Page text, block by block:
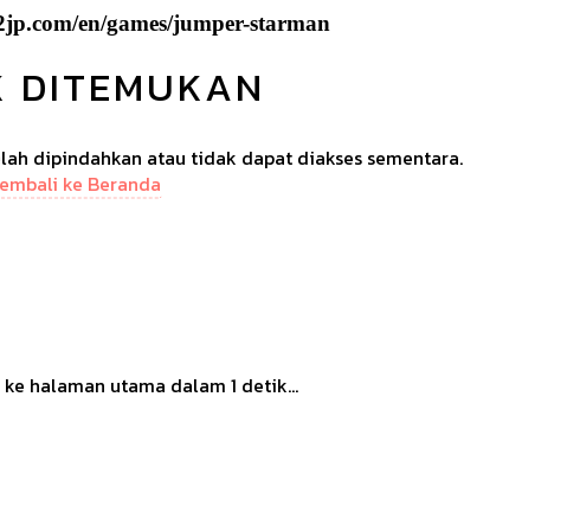
en/games/jumper-starman
DITEMUKAN
dipindahkan atau tidak dapat diakses sementara.
ke Beranda
halaman utama dalam 1 detik...